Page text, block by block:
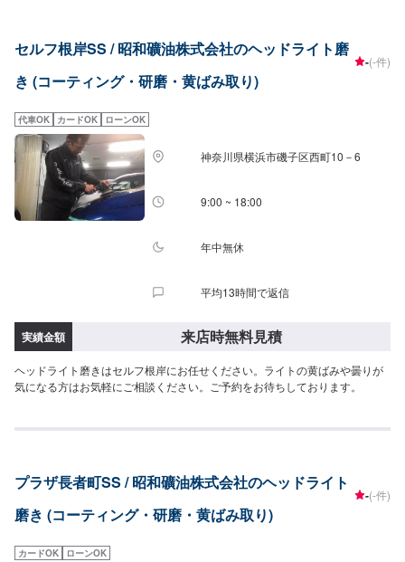
セルフ根岸SS / 昭和礦油株式会社のヘッドライト磨
き (コーティング・研磨・黄ばみ取り)
-(-件)
代車OK カードOK ローンOK
神奈川県横浜市磯子区西町10－6
9:00 ~ 18:00
年中無休
平均13時間で返信
実績金額 来店時無料見積
ヘッドライト磨きはセルフ根岸にお任せください。ライトの黄ばみや曇りが
気になる方はお気軽にご相談ください。ご予約をお待ちしております。
プラザ長者町SS / 昭和礦油株式会社のヘッドライト
磨き (コーティング・研磨・黄ばみ取り)
-(-件)
カードOK ローンOK